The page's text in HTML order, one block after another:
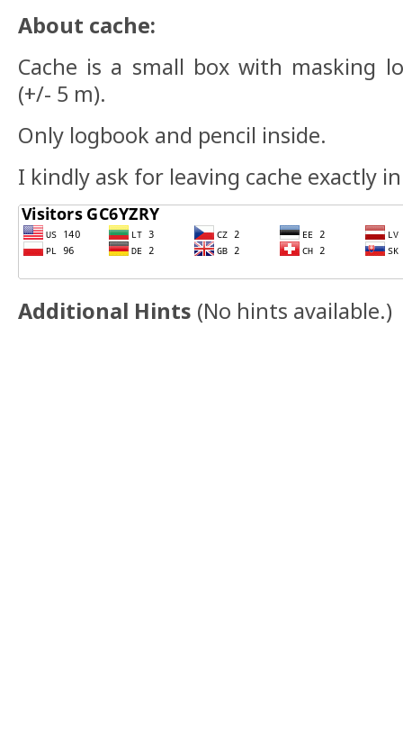
About cache:
Cache is a small box with masking
(+/- 5 m).
Only logbook and pencil inside.
I kindly ask for leaving cache exactly
Additional Hints (No hints available.)